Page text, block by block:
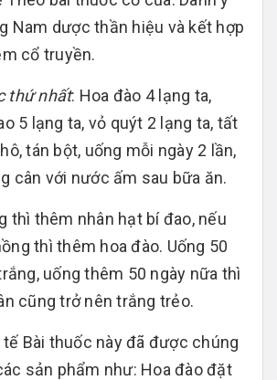
Nam dược thần hiệu và kết hợp
cổ truyền.
thứ nhất: Hoa đào 4 lạng ta,
5 lạng ta, vỏ quýt 2 lạng ta, tất
tán bột, uống mỗi ngày 2 lần,
cân với nước ấm sau bữa ăn.
thì thêm nhân hạt bí đao, nếu
thì thêm hoa đào. Uống 50
uống thêm 50 ngày nữa thì
cũng trở nên trắng trẻo.
Bài thuốc này đã được chúng
sản phẩm như: Hoa đào đặt